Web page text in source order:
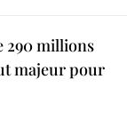
290 millions
majeur pour